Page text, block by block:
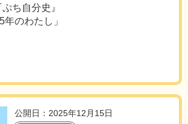
ち自分史』
のわたし」
公開日：2025年12月15日